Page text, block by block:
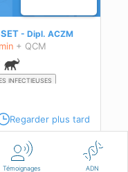
Témoignages ADN
Dipl. ACZM
+ QCM
INFECTIEUSES
Regarder plus tard
Nous contacter